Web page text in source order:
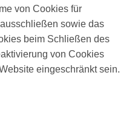
von Cookies für
sowie das
beim Schließen des
von Cookies
eingeschränkt sein.